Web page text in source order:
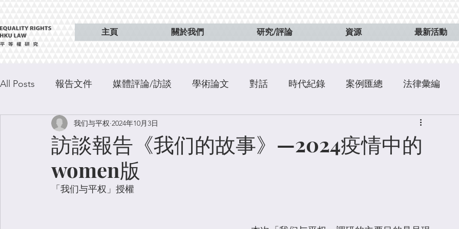
主頁 關於我們 研究/評論 資源 最新活動
All Posts 報告文件 媒體評論/訪談 學術論文 對話 時代紀錄 案例匯總 法律彙編
出版
訪談報告《我们的故事》—2024疫情中的
women版
我们与平权 2024年10月3日
「 我们与平权」 授權